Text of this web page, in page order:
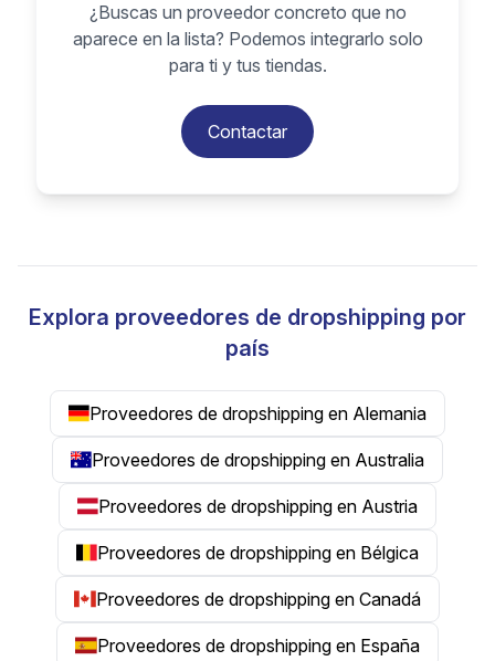
¿Buscas un proveedor concreto que no
aparece en la lista? Podemos integrarlo solo
para ti y tus tiendas.
Contactar
Explora proveedores de dropshipping por
país
Proveedores de dropshipping en Alemania
Proveedores de dropshipping en Australia
Proveedores de dropshipping en Austria
Proveedores de dropshipping en Bélgica
Proveedores de dropshipping en Canadá
Proveedores de dropshipping en España